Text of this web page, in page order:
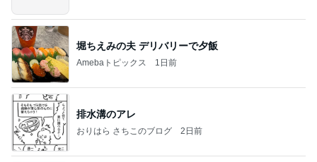
堀ちえみの夫 デリバリーで夕飯
Amebaトピックス 1日前
排水溝のアレ
おりはら さちこのブログ 2日前